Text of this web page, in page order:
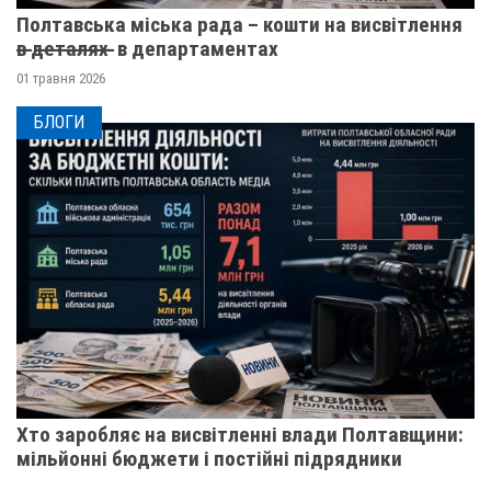
Полтавська міська рада – кошти на висвітлення
в̶ ̶д̶е̶т̶а̶л̶я̶х̶ ̶ в департаментах
01 травня 2026
БЛОГИ
Хто заробляє на висвітленні влади Полтавщини:
мільйонні бюджети і постійні підрядники